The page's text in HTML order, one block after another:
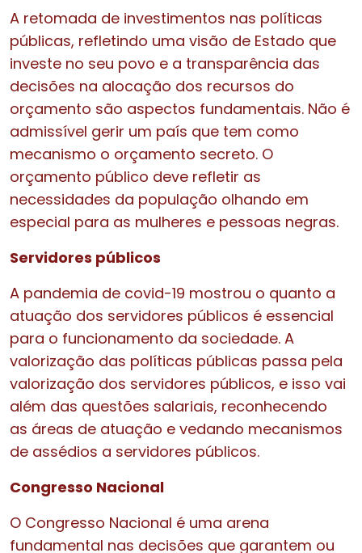
A retomada de investimentos nas políticas
públicas, refletindo uma visão de Estado que
investe no seu povo e a transparência das
decisões na alocação dos recursos do
orçamento são aspectos fundamentais. Não é
admissível gerir um país que tem como
mecanismo o orçamento secreto. O
orçamento público deve refletir as
necessidades da população olhando em
especial para as mulheres e pessoas negras.
Servidores públicos
A pandemia de covid-19 mostrou o quanto a
atuação dos servidores públicos é essencial
para o funcionamento da sociedade. A
valorização das políticas públicas passa pela
valorização dos servidores públicos, e isso vai
além das questões salariais, reconhecendo
as áreas de atuação e vedando mecanismos
de assédios a servidores públicos.
Congresso Nacional
O Congresso Nacional é uma arena
fundamental nas decisões que garantem ou